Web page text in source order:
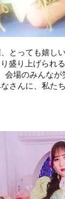
とっても嬉
盛り上げられ
場のみんなが
さんに、私た